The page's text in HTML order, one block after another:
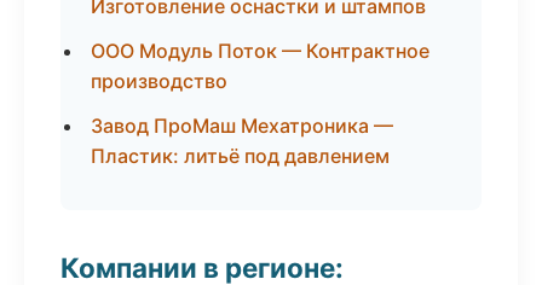
Изготовление оснастки и штампов
ООО Модуль Поток — Контрактное
производство
Завод ПроМаш Мехатроника —
Пластик: литьё под давлением
Компании в регионе: